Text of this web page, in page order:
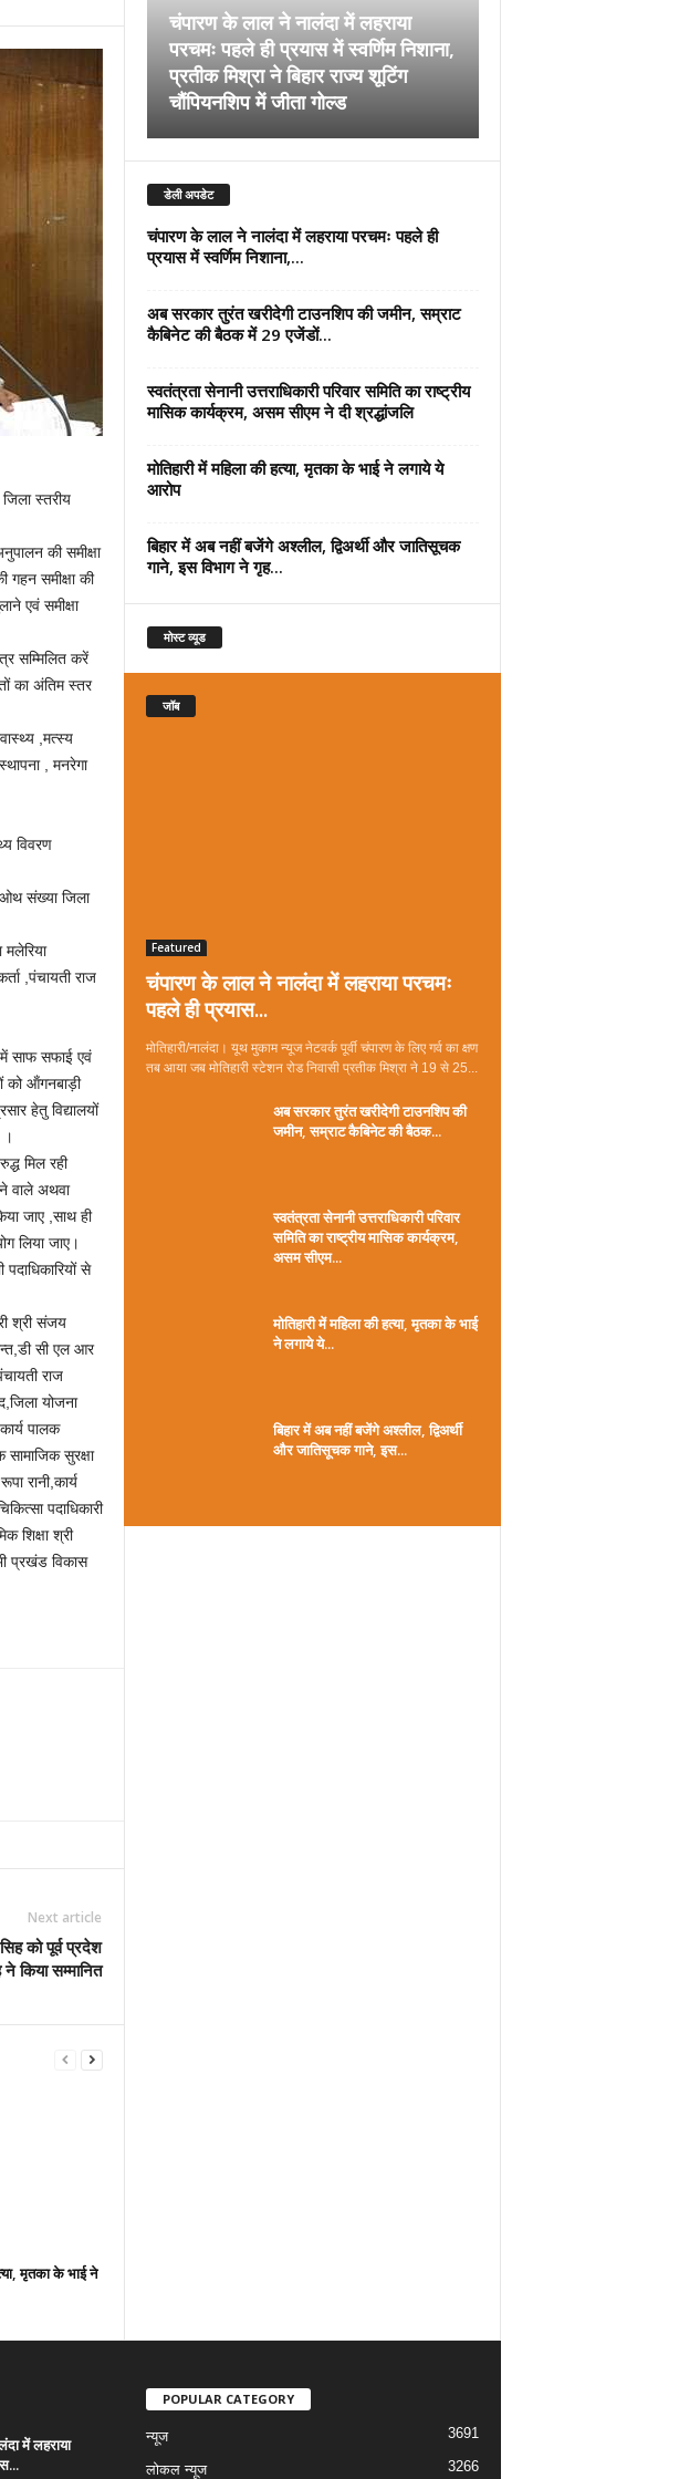
स्तरीय
की समीक्षा
गहन समीक्षा की
एवं समीक्षा
सम्मिलित करें
का अंतिम स्तर
,मत्स्य
, मनरेगा
विवरण
संख्या जिला
,पंचायती राज
साफ सफाई एवं
को ऑंगनबाड़ी
हेतु विद्यालयों
।
मिल रही
वाले अथवा
जाए ,साथ ही
लिया जाए।
से
श्री संजय
सी एल आर
राज
योजना
पालक
सामाजिक सुरक्षा
रानी,कार्य
पदाधिकारी
शिक्षा श्री
प्रखंड विकास
Next article
को पूर्व प्रदेश
किया सम्मानित
मृतका के भाई ने
चंपारण के लाल ने नालंदा में लहराया
परचमः पहले ही प्रयास में स्वर्णिम निशाना,
प्रतीक मिश्रा ने बिहार राज्य शूटिंग
चौंपियनशिप में जीता गोल्ड
डेली अपडेट
चंपारण के लाल ने नालंदा में लहराया परचमः पहले ही
प्रयास में स्वर्णिम निशाना,...
अब सरकार तुरंत खरीदेगी टाउनशिप की जमीन, सम्राट
कैबिनेट की बैठक में 29 एजेंडों...
स्वतंत्रता सेनानी उत्तराधिकारी परिवार समिति का राष्ट्रीय
मासिक कार्यक्रम, असम सीएम ने दी श्रद्धांजलि
मोतिहारी में महिला की हत्या, मृतका के भाई ने लगाये ये
आरोप
बिहार में अब नहीं बजेंगे अश्लील, द्विअर्थी और जातिसूचक
गाने, इस विभाग ने गृह...
मोस्ट व्यूड
जॉब
Featured
चंपारण के लाल ने नालंदा में लहराया परचमः
पहले ही प्रयास...
मोतिहारी/नालंदा। यूथ मुकाम न्यूज नेटवर्क पूर्वी चंपारण के लिए गर्व का क्षण
तब आया जब मोतिहारी स्टेशन रोड निवासी प्रतीक मिश्रा ने 19 से 25...
अब सरकार तुरंत खरीदेगी टाउनशिप की
जमीन, सम्राट कैबिनेट की बैठक...
स्वतंत्रता सेनानी उत्तराधिकारी परिवार
समिति का राष्ट्रीय मासिक कार्यक्रम,
असम सीएम...
मोतिहारी में महिला की हत्या, मृतका के भाई
ने लगाये ये...
बिहार में अब नहीं बजेंगे अश्लील, द्विअर्थी
और जातिसूचक गाने, इस...
में लहराया
POPULAR CATEGORY
न्यूज 3691
लोकल न्यूज 3266